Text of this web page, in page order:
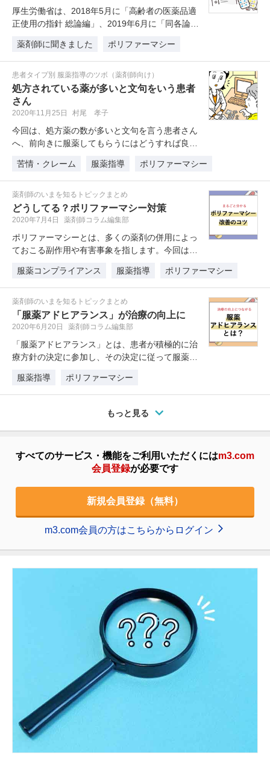
厚生労働省は、2018年5月に「高齢者の医薬品適
正使用の指針 総論編」、2019年6月に「同各論
薬剤師に聞きました
ポリファーマシー
患者タイプ別 服薬指導のツボ（薬剤師向け）
処方されている薬が多いと文句をいう患者
さん
2020年11月25日 村尾 孝子
今回は、処方薬の数が多いと文句を言う患者さん
へ、前向きに服薬してもらうにはどうすれば良い
苦情・クレーム
服薬指導 ポリファーマシー
薬剤師のいまを知るトピックまとめ
どうしてる？ポリファーマシー対策
2020年7月4日 薬剤師コラム編集部
ポリファーマシーとは、多くの薬剤の併用によっ
ておこる副作用や有害事象を指します。今回は、
服薬コンプライアンス
服薬指導 ポリファーマシー
薬剤師のいまを知るトピックまとめ
「服薬アドヒアランス」が治療の向上に
2020年6月20日 薬剤師コラム編集部
「服薬アドヒアランス」とは、患者が積極的に治
療方針の決定に参加し、その決定に従って服薬遵
服薬指導
ポリファーマシー
もっと見る
すべてのサービス・機能をご利用いただくにはm3.com
会員登録が必要です
新規会員登録（無料）
m3.com会員の方はこちらからログイン